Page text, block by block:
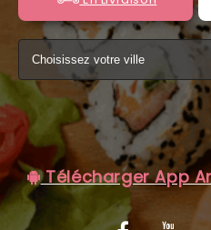
VOS AVIS
MENTIONS LÉGALES
C.G.V
Télécharger App